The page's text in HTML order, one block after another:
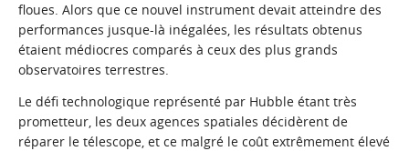
floues. Alors que ce nouvel instrument devait atteindre des
performances jusque-là inégalées, les résultats obtenus
étaient médiocres comparés à ceux des plus grands
observatoires terrestres.
Le défi technologique représenté par Hubble étant très
prometteur, les deux agences spatiales décidèrent de
réparer le télescope, et ce malgré le coût extrêmement élevé